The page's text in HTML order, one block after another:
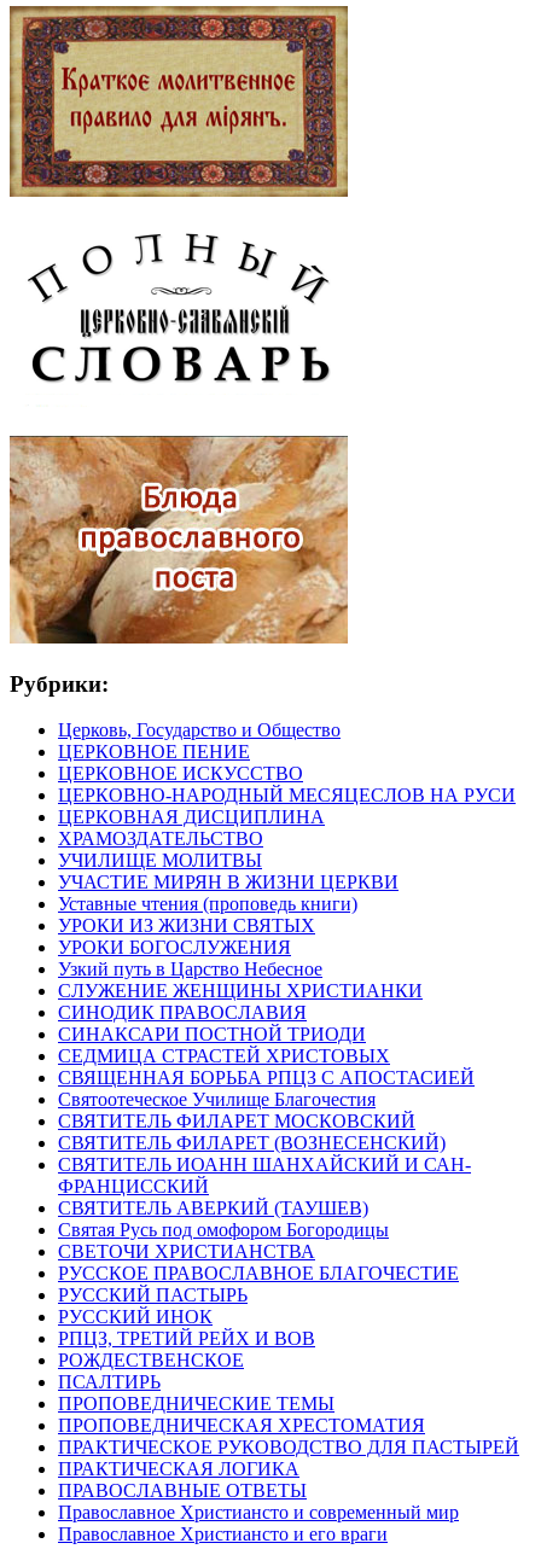
Рубрики:
Церковь, Государство и Общество
ЦЕРКОВНОЕ ПЕНИЕ
ЦЕРКОВНОЕ ИСКУССТВО
ЦЕРКОВНО-НАРОДНЫЙ МЕСЯЦЕСЛОВ НА РУСИ
ЦЕРКОВНАЯ ДИСЦИПЛИНА
ХРАМОЗДАТЕЛЬСТВО
УЧИЛИЩЕ МОЛИТВЫ
УЧАСТИЕ МИРЯН В ЖИЗНИ ЦЕРКВИ
Уставные чтения (проповедь книги)
УРОКИ ИЗ ЖИЗНИ СВЯТЫХ
УРОКИ БОГОСЛУЖЕНИЯ
Узкий путь в Царство Небесное
СЛУЖЕНИЕ ЖЕНЩИНЫ ХРИСТИАНКИ
СИНОДИК ПРАВОСЛАВИЯ
СИНАКСАРИ ПОСТНОЙ ТРИОДИ
СЕДМИЦА СТРАСТЕЙ ХРИСТОВЫХ
СВЯЩЕННАЯ БОРЬБА РПЦЗ С АПОСТАСИЕЙ
Святоотеческое Училище Благочестия
СВЯТИТЕЛЬ ФИЛАРЕТ МОСКОВСКИЙ
СВЯТИТЕЛЬ ФИЛАРЕТ (ВОЗНЕСЕНСКИЙ)
СВЯТИТЕЛЬ ИОАНН ШАНХАЙСКИЙ И САН-
ФРАНЦИССКИЙ
СВЯТИТЕЛЬ АВЕРКИЙ (ТАУШЕВ)
Святая Русь под омофором Богородицы
СВЕТОЧИ ХРИСТИАНСТВА
РУССКОЕ ПРАВОСЛАВНОЕ БЛАГОЧЕСТИЕ
РУССКИЙ ПАСТЫРЬ
РУССКИЙ ИНОК
РПЦЗ, ТРЕТИЙ РЕЙХ И ВОВ
РОЖДЕСТВЕНСКОЕ
ПСАЛТИРЬ
ПРОПОВЕДНИЧЕСКИЕ ТЕМЫ
ПРОПОВЕДНИЧЕСКАЯ ХРЕСТОМАТИЯ
ПРАКТИЧЕСКОЕ РУКОВОДСТВО ДЛЯ ПАСТЫРЕЙ
ПРАКТИЧЕСКАЯ ЛОГИКА
ПРАВОСЛАВНЫЕ ОТВЕТЫ
Православное Христиансто и современный мир
Православное Христиансто и его враги